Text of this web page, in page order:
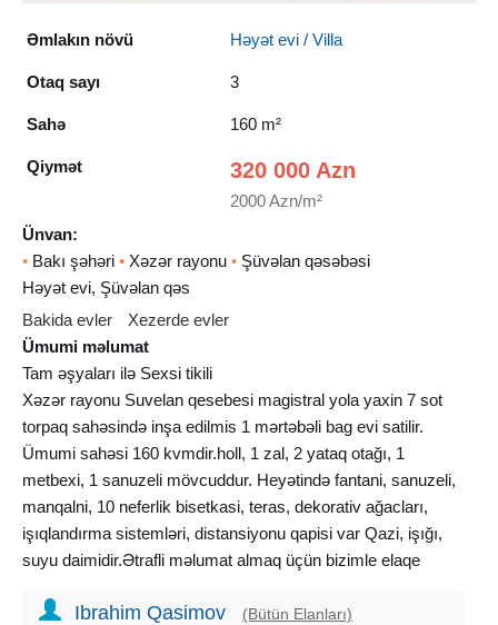
Əmlakın növü Həyət evi / Villa
Otaq sayı 3
Sahə 160 m²
Qiymət 320 000 Azn
2000 Azn/m²
Ünvan:
• Bakı şəhəri • Xəzər rayonu • Şüvəlan qəsəbəsi
Həyət evi, Şüvəlan qəs
Bakida evler
Xezerde evler
Ümumi məlumat
Tam əşyaları ilə Sexsi tikili
Xəzər rayonu Suvelan qesebesi magistral yola yaxin 7 sot
torpaq sahəsində inşa edilmis 1 mərtəbəli bag evi satilir.
Ümumi sahəsi 160 kvmdir.holl, 1 zal, 2 yataq otağı, 1
metbexi, 1 sanuzeli mövcuddur. Heyətində fantani, sanuzeli,
manqalni, 10 neferlik bisetkasi, teras, dekorativ ağacları,
işıqlandırma sistemləri, distansiyonu qapisi var Qazi, işığı,
suyu daimidir.Ətrafli məlumat almaq üçün bizimle elaqe
Ibrahim Qasimov (Bütün Elanları)